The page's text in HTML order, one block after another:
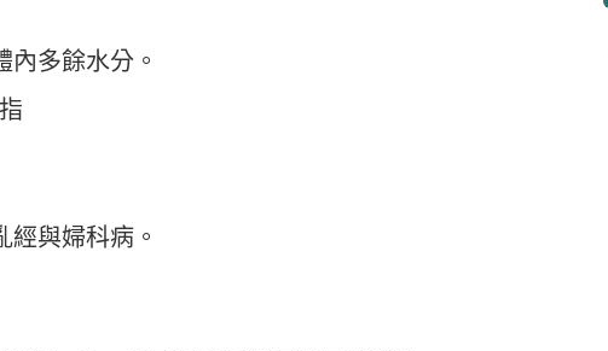
多餘水分。
經與婦科病。